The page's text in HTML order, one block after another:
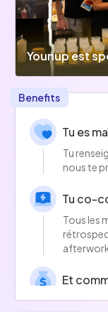
Younup est
Benefits
Tu es
Tu
nous te
Tu co-
Tous les
Et
On